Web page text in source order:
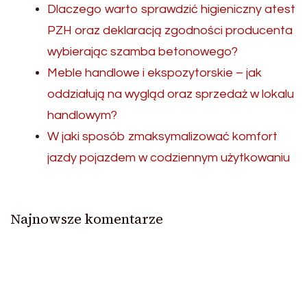
Dlaczego warto sprawdzić higieniczny atest
PZH oraz deklaracją zgodności producenta
wybierając szamba betonowego?
Meble handlowe i ekspozytorskie – jak
oddziałują na wygląd oraz sprzedaż w lokalu
handlowym?
W jaki sposób zmaksymalizować komfort
jazdy pojazdem w codziennym użytkowaniu
Najnowsze komentarze